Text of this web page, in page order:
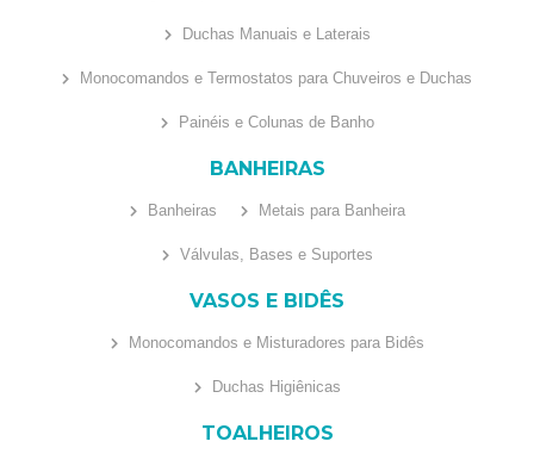
Duchas Manuais e Laterais
Monocomandos e Termostatos para Chuveiros e Duchas
Painéis e Colunas de Banho
BANHEIRAS
Banheiras Metais para Banheira
Válvulas, Bases e Suportes
VASOS E BIDÊS
Monocomandos e Misturadores para Bidês
Duchas Higiênicas
TOALHEIROS